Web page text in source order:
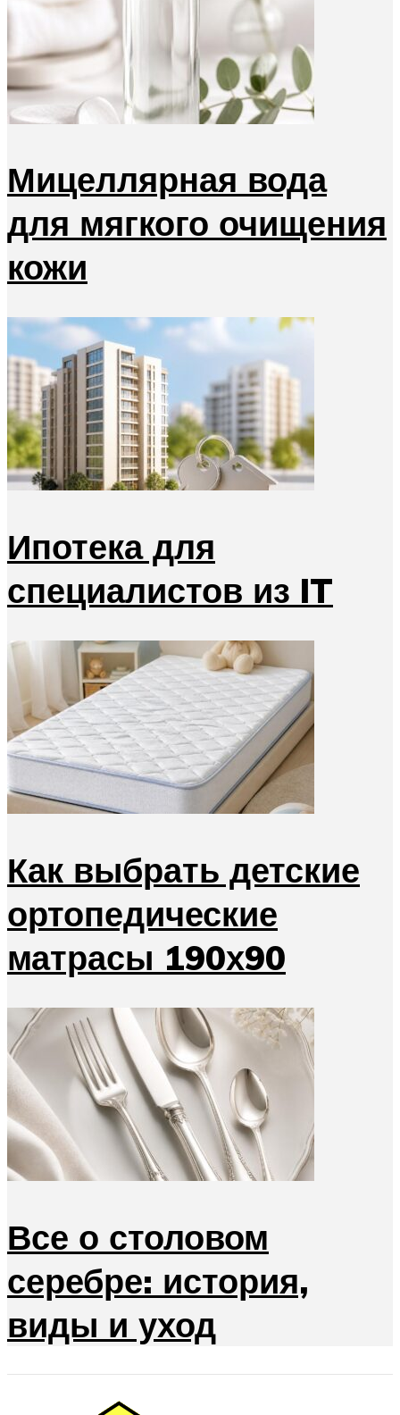
Мицеллярная вода
для мягкого очищения
кожи
Ипотека для
специалистов из IT
Как выбрать детские
ортопедические
матрасы 190х90
Все о столовом
серебре: история,
виды и уход